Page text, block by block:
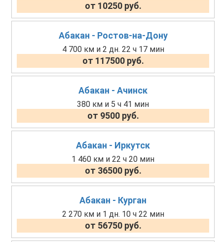
от 10250 руб.
Абакан - Ростов-на-Дону
4 700 км и 2 дн. 22 ч 17 мин
от 117500 руб.
Абакан - Ачинск
380 км и 5 ч 41 мин
от 9500 руб.
Абакан - Иркутск
1 460 км и 22 ч 20 мин
от 36500 руб.
Абакан - Курган
2 270 км и 1 дн. 10 ч 22 мин
от 56750 руб.